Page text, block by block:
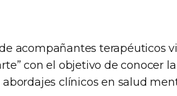
acompañantes terapéuticos
con el objetivo de conocer
clínicos en salud